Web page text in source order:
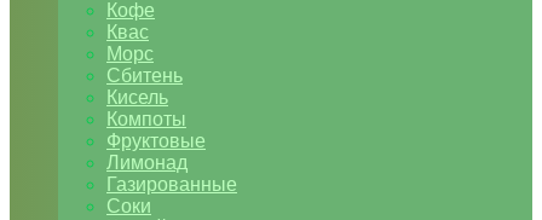
Кофе
Квас
Морс
Сбитень
Кисель
Компоты
Фруктовые
Лимонад
Газированные
Соки